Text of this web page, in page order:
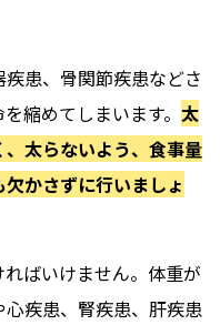
患、骨関節疾患などさ
縮めてしまいます。 太
太らないよう、食事量
かさずに行いましょ
ばいけません。体重が
疾患、腎疾患、肝疾患